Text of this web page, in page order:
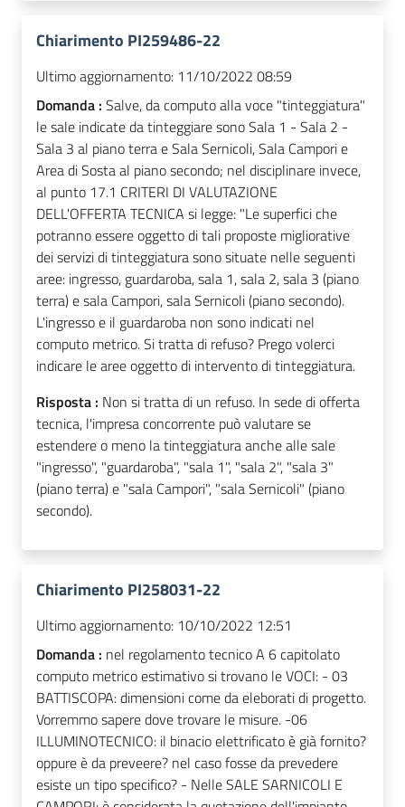
Chiarimento PI259486-22
Ultimo aggiornamento: 11/10/2022 08:59
Domanda : Salve, da computo alla voce "tinteggiatura"
le sale indicate da tinteggiare sono Sala 1 - Sala 2 -
Sala 3 al piano terra e Sala Sernicoli, Sala Campori e
Area di Sosta al piano secondo; nel disciplinare invece,
al punto 17.1 CRITERI DI VALUTAZIONE
DELL'OFFERTA TECNICA si legge: "Le superfici che
potranno essere oggetto di tali proposte migliorative
dei servizi di tinteggiatura sono situate nelle seguenti
aree: ingresso, guardaroba, sala 1, sala 2, sala 3 (piano
terra) e sala Campori, sala Sernicoli (piano secondo).
L'ingresso e il guardaroba non sono indicati nel
computo metrico. Si tratta di refuso? Prego volerci
indicare le aree oggetto di intervento di tinteggiatura.
Risposta : Non si tratta di un refuso. In sede di offerta
tecnica, l'impresa concorrente può valutare se
estendere o meno la tinteggiatura anche alle sale
"ingresso", "guardaroba", "sala 1", "sala 2", "sala 3"
(piano terra) e "sala Campori", "sala Sernicoli" (piano
secondo).
Chiarimento PI258031-22
Ultimo aggiornamento: 10/10/2022 12:51
Domanda : nel regolamento tecnico A 6 capitolato
computo metrico estimativo si trovano le VOCI: - 03
BATTISCOPA: dimensioni come da eleborati di progetto.
Vorremmo sapere dove trovare le misure. -06
ILLUMINOTECNICO: il binacio elettrificato è già fornito?
oppure è da preveere? nel caso fosse da prevedere
esiste un tipo specifico? - Nelle SALE SARNICOLI E